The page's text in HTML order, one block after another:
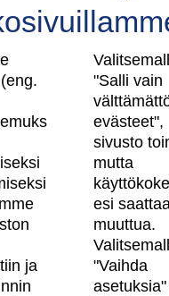
meistä
ja
"Salli vain
evästeet",
sivusto
mutta
esi
muuttua.
"Vaihda